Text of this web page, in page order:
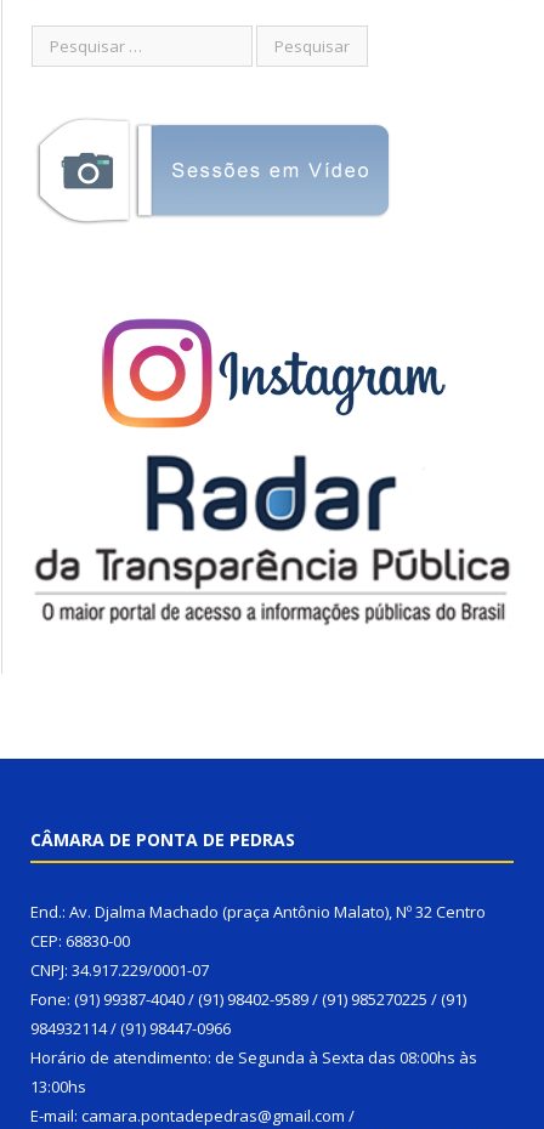
CÂMARA DE PONTA DE PEDRAS
End.: Av. Djalma Machado (praça Antônio Malato), Nº 32 Centro
CEP: 68830-00
CNPJ: 34.917.229/0001-07
Fone: (91) 99387-4040 / (91) 98402-9589 / (91) 985270225 / (91)
984932114 / (91) 98447-0966
Horário de atendimento: de Segunda à Sexta das 08:00hs às
13:00hs
E-mail: camara.pontadepedras@gmail.com /